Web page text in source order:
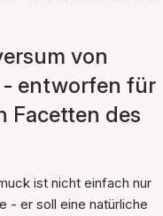
von
- entworfen für
Facetten des
ist nicht einfach nur
- er soll eine natürliche